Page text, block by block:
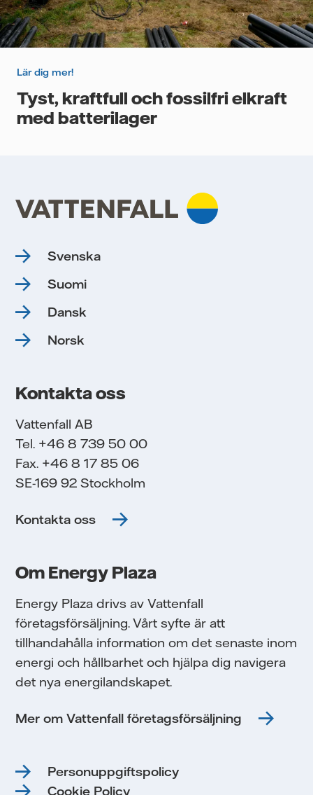
Lär dig mer!
Tyst, kraftfull och fossilfri elkraft
med batterilager
Svenska
Suomi
Dansk
Norsk
Kontakta oss
Vattenfall AB
Tel. +46 8 739 50 00
Fax. +46 8 17 85 06
SE-169 92 Stockholm
Kontakta oss
Om Energy Plaza
Energy Plaza drivs av Vattenfall
företagsförsäljning. Vårt syfte är att
tillhandahålla information om det senaste inom
energi och hållbarhet och hjälpa dig navigera
det nya energilandskapet.
Mer om Vattenfall företagsförsäljning
Personuppgiftspolicy
Cookie Policy